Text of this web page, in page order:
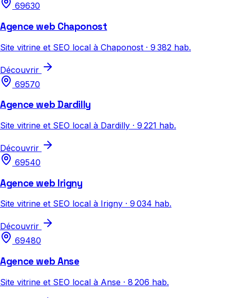
69630
Agence web Chaponost
Site vitrine et SEO local à Chaponost · 9 382 hab.
Découvrir
69570
Agence web Dardilly
Site vitrine et SEO local à Dardilly · 9 221 hab.
Découvrir
69540
Agence web Irigny
Site vitrine et SEO local à Irigny · 9 034 hab.
Découvrir
69480
Agence web Anse
Site vitrine et SEO local à Anse · 8 206 hab.